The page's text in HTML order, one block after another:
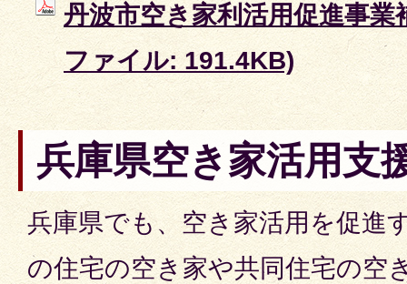
丹波市空き家利活用促進事業
ファイル: 191.4KB)
兵庫県空き家活用支
兵庫県でも、空き家活用を促進
の住宅の空き家や共同住宅の空